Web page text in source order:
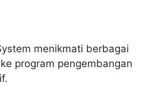
menikmati berbagai
program pengembangan